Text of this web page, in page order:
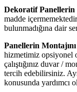
Dekoratif Panellerin
madde
bulunmadığına dair
Panellerin
hizmetimiz opsiyonel
çalıştığınız duvar /
tercih edebilirsiniz.
konusunda yardımcı